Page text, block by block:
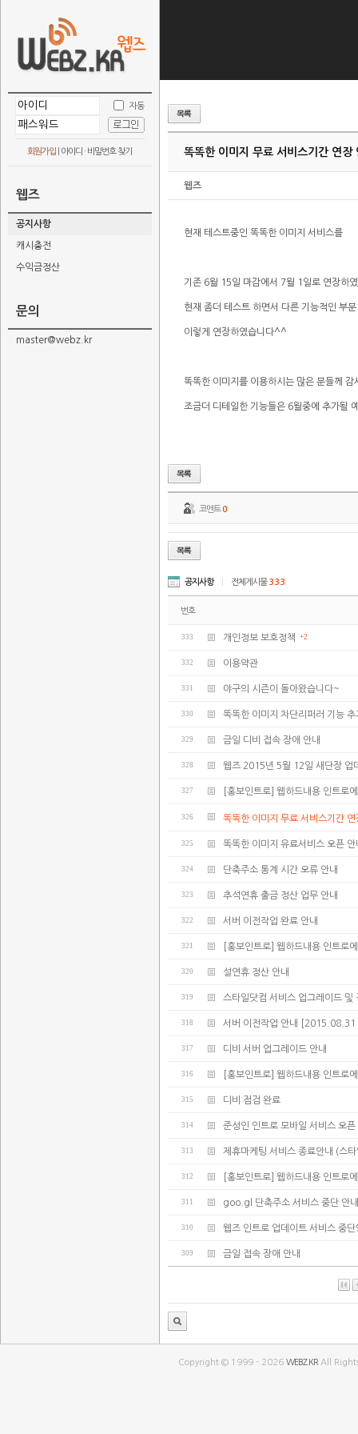
자동
회원가입 아이디 · 비밀번호 찾기
웹즈
공지사항
캐시충전
수익금정산
문의
master@webz.kr
똑똑한 이미지 무료 서비스기간 연장
웹즈
현재 테스트중인 똑똑한 이미지 서비스를
기존 6월 15일 마감에서 7월 1일로 연장하
현재 좀더 테스트 하면서 다른 기능적인 부
이렇게 연장하였습니다^^
똑똑한 이미지를 이용하시는 많은 분들께
조금더 디테일한 기능들은 6월중에 추가될
코멘트0
공지사항 전체게시물333
번호
333 개인정보 보호정책 +2
332 이용약관
331 야구의 시즌이 돌아왔습니다~
330 똑똑한 이미지 차단리퍼러 기능 추
329 금일 디비 접속 장애 안내
328 웹즈 2015년 5월 12일 새단장 업
327 [홍보인트로] 웹하드내용 인트로
326 똑똑한 이미지 무료 서비스기간 연
325 똑똑한 이미지 유료서비스 오픈 안
324 단축주소 통계 시간 오류 안내
323 추석연휴 출금 정산 업무 안내
322 서버 이전작업 완료 안내
321 [홍보인트로] 웹하드내용 인트로
320 설연휴 정산 안내
319 스타일닷컴 서비스 업그레이드 및
318 서버 이전작업 안내
317 디비 서버 업그레이드 안내
316 [홍보인트로] 웹하드내용 인트로
315 디비 점검 완료
314 준성인 인트로 모바일 서비스 오픈
313 제휴마케팅 서비스 종료안내 (스
312 [홍보인트로] 웹하드내용 인트로
311 goo.gl 단축주소 서비스 중단 안내
310 웹즈 인트로 업데이트 서비스 중단
309 금일 접속 장애 안내
Copyright © 1999 - 2026WEBZ.KR All